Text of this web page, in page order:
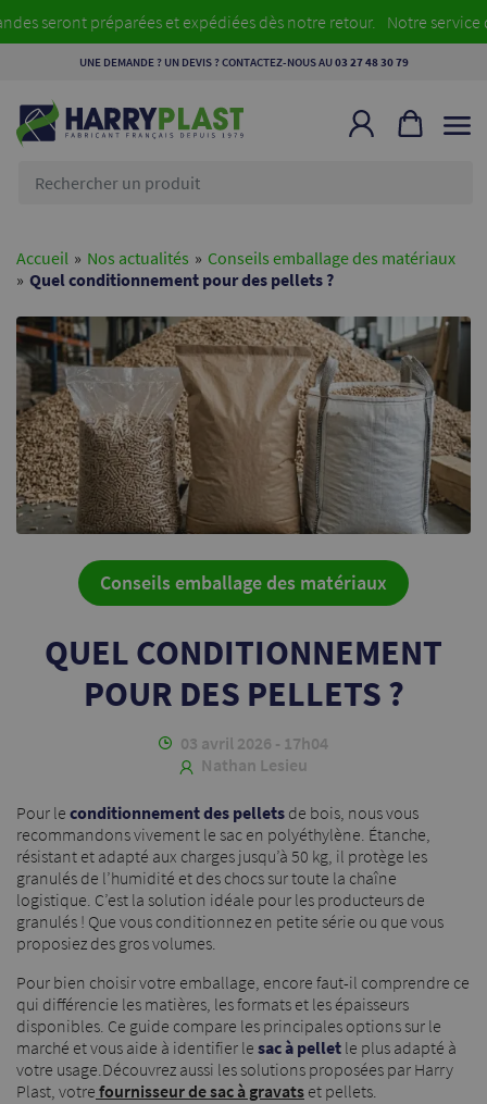
préparées et expédiées dès notre retour. Notre service
UNE DEMANDE ? UN DEVIS ? CONTACTEZ-NOUS AU03 27 48 30 79
Accueil » Nos actualités » Conseils emballage des matériaux
» Quel conditionnement pour des pellets ?
Conseils emballage des matériaux
QUEL CONDITIONNEMENT
POUR DES PELLETS ?
03 avril 2026 - 17h04
Nathan Lesieu
Pour le conditionnement des pellets de bois, nous vous
recommandons vivement le sac en polyéthylène. Étanche,
résistant et adapté aux charges jusqu’à 50 kg, il protège les
granulés de l’humidité et des chocs sur toute la chaîne
logistique. C’est la solution idéale pour les producteurs de
granulés ! Que vous conditionnez en petite série ou que vous
proposiez des gros volumes.
Pour bien choisir votre emballage, encore faut-il comprendre ce
qui différencie les matières, les formats et les épaisseurs
disponibles. Ce guide compare les principales options sur le
marché et vous aide à identifier le sac à pellet le plus adapté à
votre usage.Découvrez aussi les solutions proposées par Harry
Plast, votre fournisseur de sac à gravats et pellets.